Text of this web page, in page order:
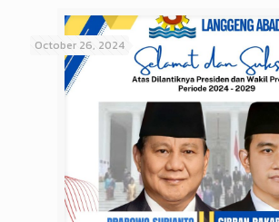
October 26, 2024